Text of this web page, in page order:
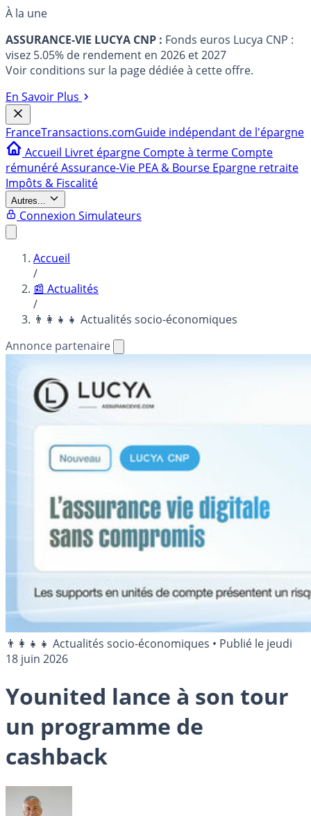
À la une
ASSURANCE-VIE LUCYA CNP : Fonds euros Lucya CNP :
visez 5.05% de rendement en 2026 et 2027
Voir conditions sur la page dédiée à cette offre.
En Savoir Plus
FranceTransactions.comGuide indépendant de l'épargne
Accueil Livret épargne Compte à terme Compte
rémunéréAssurance-Vie PEA & Bourse Epargne retraite
Impôts & Fiscalité
Autres...
Connexion Simulateurs
Accueil
/
📰 Actualités
/
👨‍👩‍👧‍👧 Actualités socio-économiques
Annonce partenaire
👨‍👩‍👧‍👧 Actualités socio-économiques • Publié le jeudi
18 juin 2026
Younited lance à son tour
un programme de
cashback